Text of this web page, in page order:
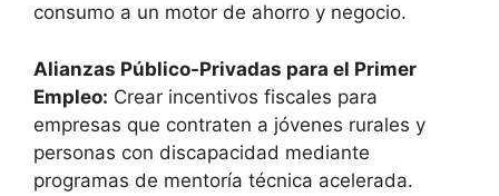
consumo a un motor de ahorro y negocio.
Alianzas Público-Privadas para el Primer
Empleo: Crear incentivos fiscales para
empresas que contraten a jóvenes rurales y
personas con discapacidad mediante
programas de mentoría técnica acelerada.